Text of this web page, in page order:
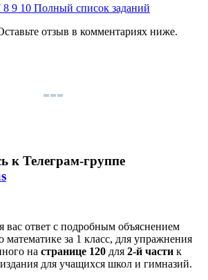
8 9 10 Полный список заданий
отзыв в комментариях ниже.
к Телеграм-группе
ответ c подробным объяснением
математике за 1 класс, для упражнения
на странице 120 для 2-й части к
для учащихся школ и гимназий.